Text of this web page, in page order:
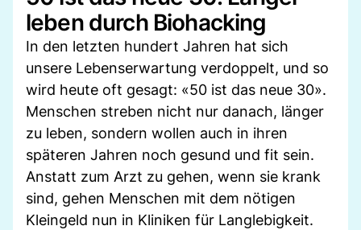
leben durch Biohacking
In den letzten hundert Jahren hat sich
unsere Lebenserwartung verdoppelt, und so
wird heute oft gesagt: «50 ist das neue 30».
Menschen streben nicht nur danach, länger
zu leben, sondern wollen auch in ihren
späteren Jahren noch gesund und fit sein.
Anstatt zum Arzt zu gehen, wenn sie krank
sind, gehen Menschen mit dem nötigen
Kleingeld nun in Kliniken für Langlebigkeit.